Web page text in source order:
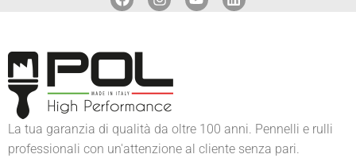
La tua garanzia di qualità da oltre 100 anni. Pennelli e rulli
professionali con un'attenzione al cliente senza pari.